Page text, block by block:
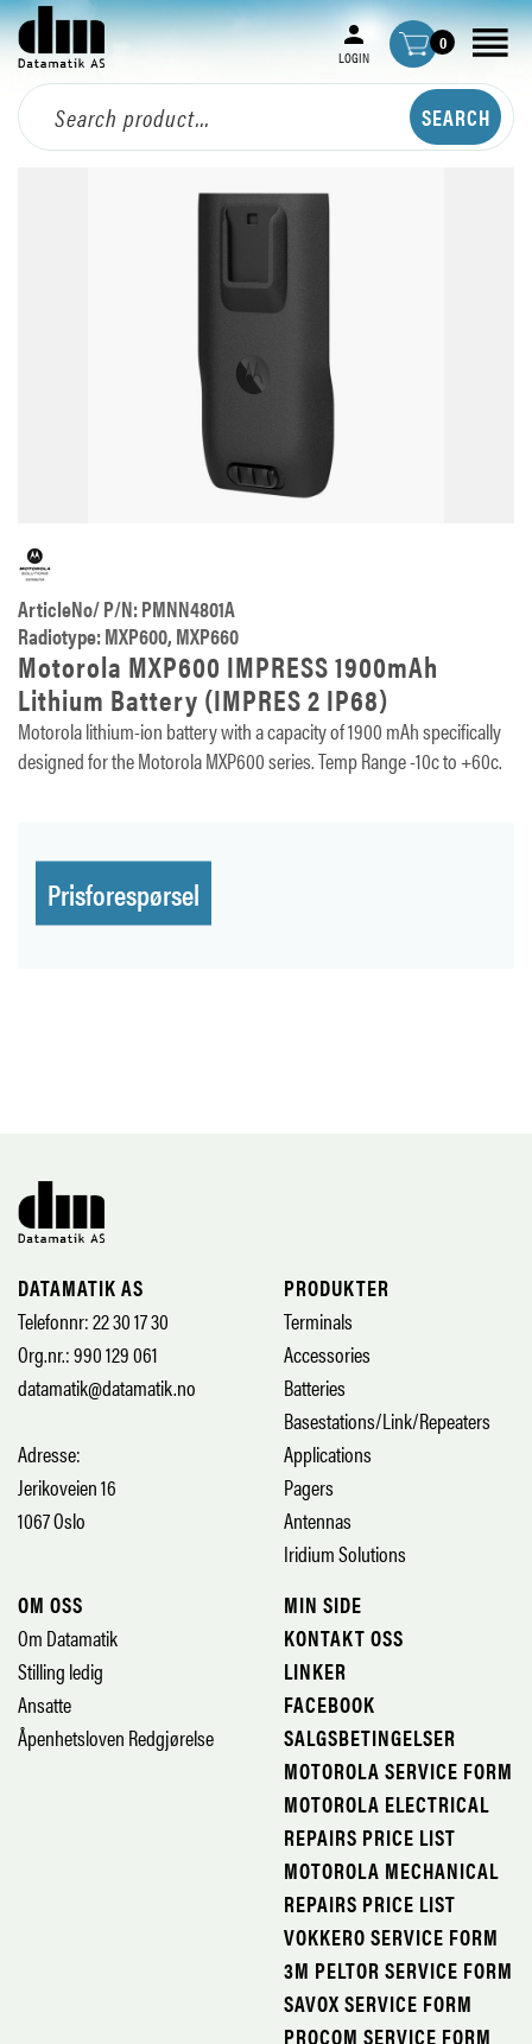
LOGIN
0
ArticleNo/ P/N: PMNN4801A
Radiotype: MXP600, MXP660
Motorola MXP600 IMPRESS 1900mAh
Lithium Battery (IMPRES 2 IP68)
Motorola lithium-ion battery with a capacity of 1900 mAh specifically
designed for the Motorola MXP600 series. Temp Range -10c to +60c.
Prisforespørsel
DATAMATIK AS
Telefonnr: 22 30 17 30
Org.nr.: 990 129 061
datamatik@datamatik.no
Adresse:
Jerikoveien 16
1067 Oslo
PRODUKTER
Terminals
Accessories
Batteries
Basestations/Link/Repeaters
Applications
Pagers
Antennas
Iridium Solutions
OM OSS
Om Datamatik
Stilling ledig
Ansatte
Åpenhetsloven Redgjørelse
MIN SIDE
KONTAKT OSS
LINKER
FACEBOOK
SALGSBETINGELSER
MOTOROLA SERVICE FORM
MOTOROLA ELECTRICAL
REPAIRS PRICE LIST
MOTOROLA MECHANICAL
REPAIRS PRICE LIST
VOKKERO SERVICE FORM
3M PELTOR SERVICE FORM
SAVOX SERVICE FORM
PROCOM SERVICE FORM